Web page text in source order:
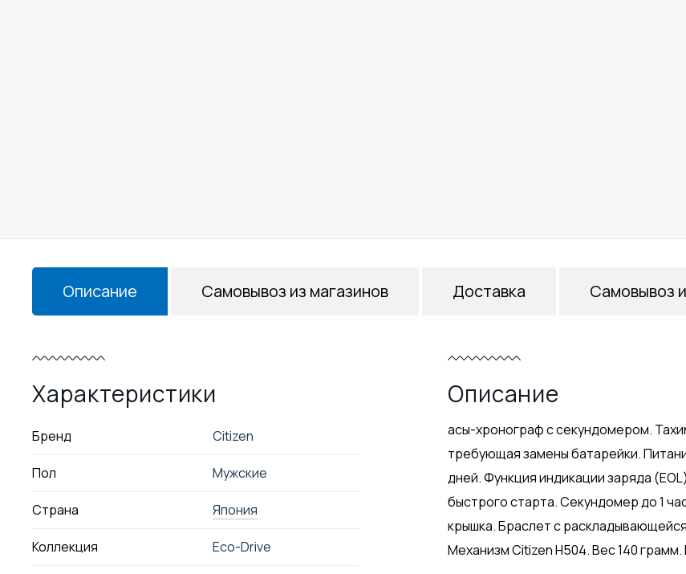
Описание
Характеристики
Бренд Citizen
Пол Мужские
Страна Япония
Коллекция Eco-Drive
Описание
асы-хронограф с секундомером.
требующая замены батарейки.
дней. Функция индикации заряда
быстрого старта. Секундомер до 1
крышка. Браслет с
Механизм Citizen H504. Вес 140 грамм.
Самовывоз из магазинов Доставка Самовывоз